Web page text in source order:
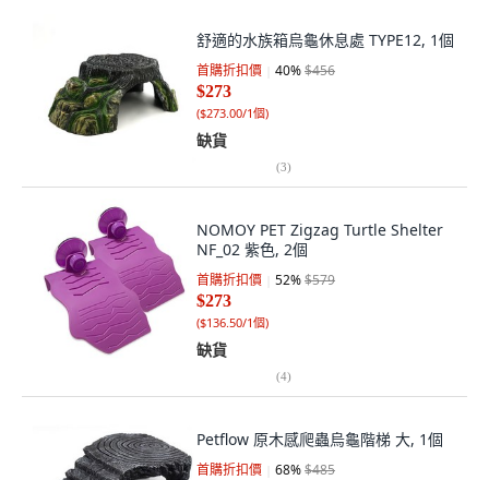
舒適的水族箱烏龜休息處 TYPE12, 1個
首購折扣價 40%$456
$273
($273.00/1個)
缺貨
(3)
NOMOY PET Zigzag Turtle Shelter
NF_02 紫色, 2個
首購折扣價 52%$579
$273
($136.50/1個)
缺貨
(4)
Petflow 原木感爬蟲烏龜階梯 大, 1個
首購折扣價 68%$485